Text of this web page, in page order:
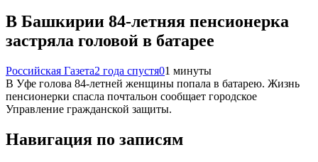
В Башкирии 84-летняя пенсионерка
застряла головой в батарее
Российская Газета2 года спустя01 минуты
В Уфе голова 84-летней женщины попала в батарею. Жизнь
пенсионерки спасла почтальон сообщает городское
Управление гражданской защиты.
Навигация по записям